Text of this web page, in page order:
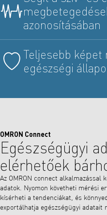
azonosításában
Teljesebb képet
egészségi
OMRON Connect
Egészségügyi
elérhetőek
Az OMRON connect alkalmazással
adatok. Nyomon követheti mérési
kísérheti a tendenciákat, és
exportálhatja egészségügyi adatait